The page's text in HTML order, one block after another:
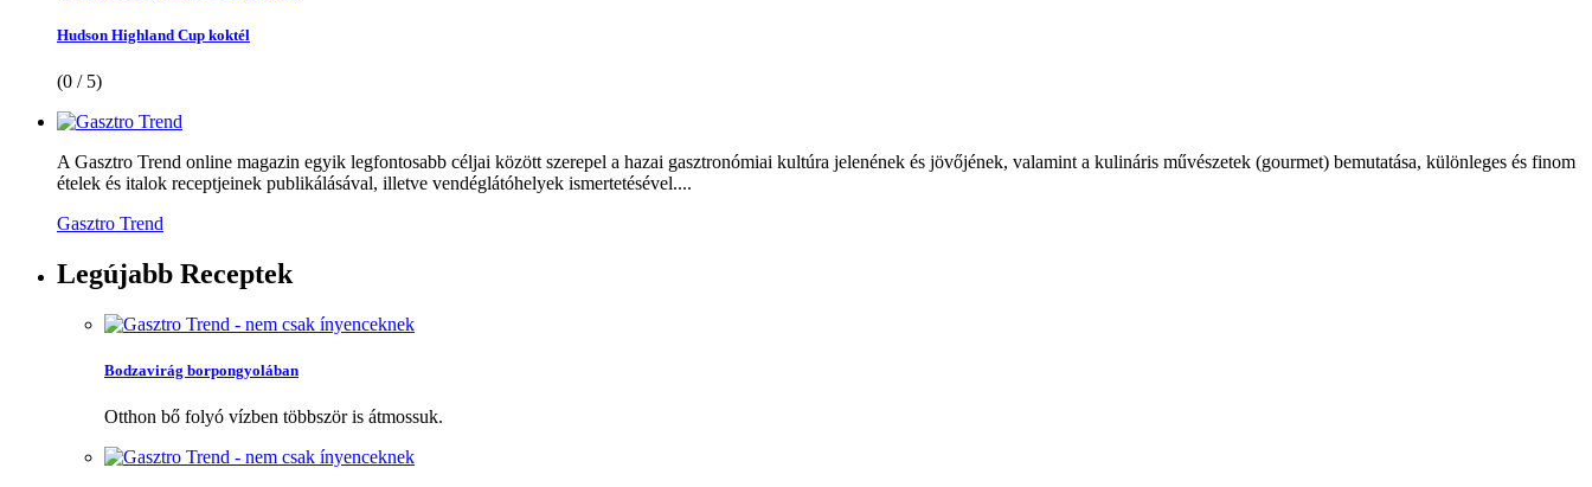
Hudson Highland Cup koktél
(0 / 5)
A Gasztro Trend online magazin egyik legfontosabb céljai között szerepel a hazai gasztronómiai kultúra jelenének és jövőjének, valamint a kulináris művészetek (gourmet) bemutatása, különleges és finom
ételek és italok receptjeinek publikálásával, illetve vendéglátóhelyek ismertetésével....
Gasztro Trend
Legújabb Receptek
Bodzavirág borpongyolában
Otthon bő folyó vízben többször is átmossuk.